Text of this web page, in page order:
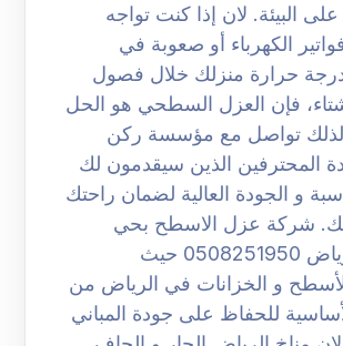
البيئة. لان إذا كنت تواجه
الكهرباء أو صعوبة في
حرارة منزلك خلال فصول
فإن العزل السطحي هو الحل
لذلك تواصل مع مؤسسة ركن
المحترفين الذين سيقدمون لك
و الجودة العالية لضمان راحتك
شركة عزل الاسطح بحي
الصحافة الرياض 0508251950 حيث
و الخزانات في الرياض من
للحفاظ على جودة المباني